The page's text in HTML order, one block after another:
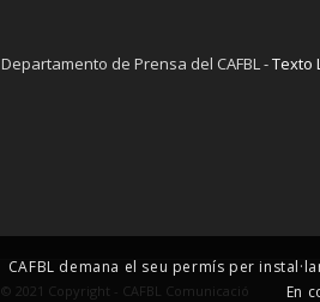
Departamento de Prensa del CAFBL -Texto
© 2021 Copyright - CAFBL Comunicació
CAFBL demana el seu permís per
En